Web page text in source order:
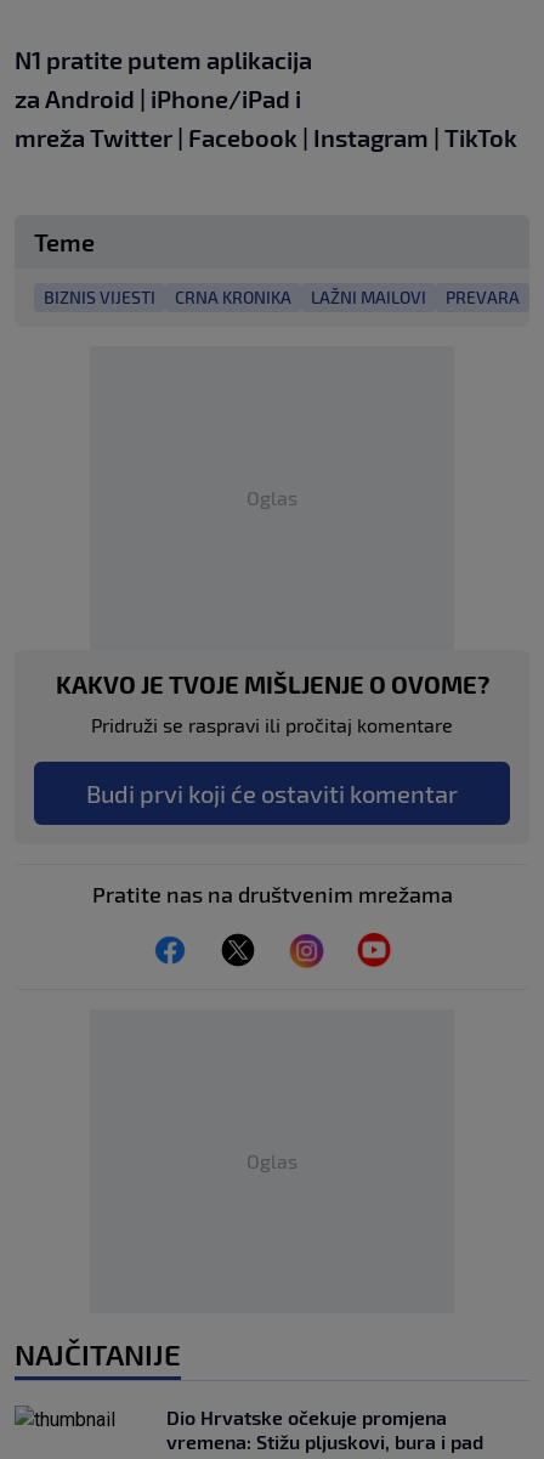
N1 pratite putem aplikacija
za Android | iPhone/iPad i
mreža Twitter | Facebook | Instagram | TikTok
Teme
BIZNIS VIJESTI CRNA KRONIKA LAŽNI MAILOVI PREVARA
Oglas
KAKVO JE TVOJE MIŠLJENJE O OVOME?
Pridruži se raspravi ili pročitaj komentare
Budi prvi koji će ostaviti komentar
Pratite nas na društvenim mrežama
Oglas
NAJČITANIJE
Dio Hrvatske očekuje promjena
vremena: Stižu pljuskovi, bura i pad